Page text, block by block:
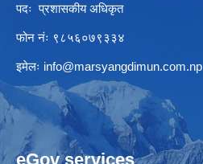
पदः प्रशासकीय अधिकृत
फोन नंः ९८५६०७९३३४
इमेलः info@marsyangdimun.com.np
eGov services